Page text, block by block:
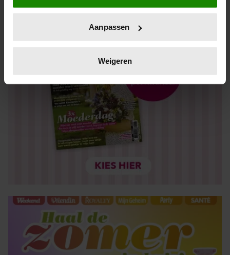
die tot een paar meter nauwkeurig kan zijn
op specifieke eigenschappen (fingerprinting)
verwerkt en stel uw voorkeuren in het
intrekken in de Cookieverklaring.
We gebruiken cookies om content en advertenties te
personaliseren, om functies voor social media te bieden
en om ons websiteverkeer te analyseren. Ook delen we
informatie over uw gebruik van onze site met onze
partners kunnen deze gegevens combineren met andere
verzameld op basis van uw gebruik van hun services. U
gaat akkoord met onze cookies als u onze website blijft
gebruiken.
Aanpassen
Weigeren